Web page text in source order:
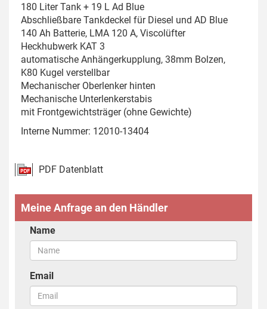
180 Liter Tank + 19 L Ad Blue
Abschließbare Tankdeckel für Diesel und AD Blue
140 Ah Batterie, LMA 120 A, Viscolüfter
Heckhubwerk KAT 3
automatische Anhängerkupplung, 38mm Bolzen,
K80 Kugel verstellbar
Mechanischer Oberlenker hinten
Mechanische Unterlenkerstabis
mit Frontgewichtsträger (ohne Gewichte)
Interne Nummer: 12010-13404
PDF Datenblatt
Meine Anfrage an den Händler
Name
Email